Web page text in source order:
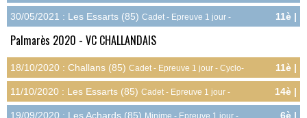
Route
3.6pts
30/05/2021 : Les Essarts (85) Cadet - Epreuve 1 jour -
11è |
2.0pts
Palmarès 2020 - VC CHALLANDAIS
18/10/2020 : Challans (85) Cadet - Epreuve 1 jour - Cyclo-
cross
11è |
2.0pts
11/10/2020 : Les Essarts (85) Cadet - Epreuve 1 jour -
Cyclo-cross
14è |
0.8pts
19/09/2020 : Les Achards (85) Minime - Epreuve 1 jour -
6è |